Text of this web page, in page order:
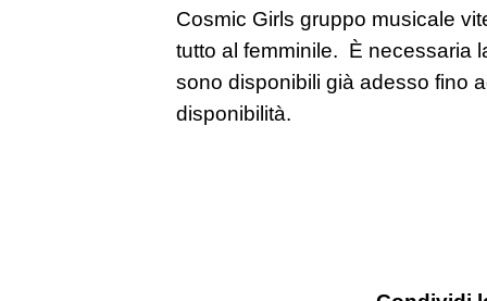
Cosmic Girls gruppo musicale
tutto al femminile. È necessaria
sono disponibili già adesso fino
disponibilità.